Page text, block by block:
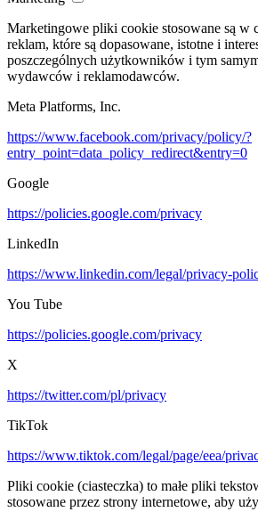
Marketingowe pliki cookie stosowane są w
reklam, które są dopasowane, istotne i
poszczególnych użytkowników i tym
wydawców i reklamodawców.
Meta Platforms, Inc.
https://www.facebook.com/privacy/policy/?
entry_point=data_policy_redirect&entry=0
Google
https://policies.google.com/privacy
LinkedIn
https://www.linkedin.com/legal/privacy-
You Tube
https://policies.google.com/privacy
X
https://twitter.com/pl/privacy
TikTok
https://www.tiktok.com/legal/page/eea/
Pliki cookie (ciasteczka) to małe pliki
stosowane przez strony internetowe, aby